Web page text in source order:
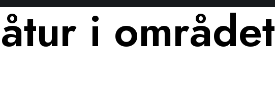
i området